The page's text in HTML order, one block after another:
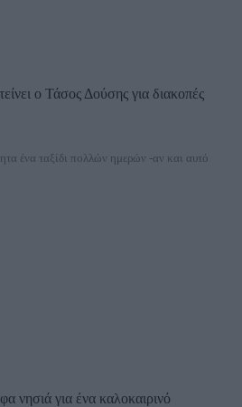
ο Τάσος Δούσης για διακοπές
ένα ταξίδι πολλών ημερών -αν και αυτό
νησιά για ένα καλοκαιρινό